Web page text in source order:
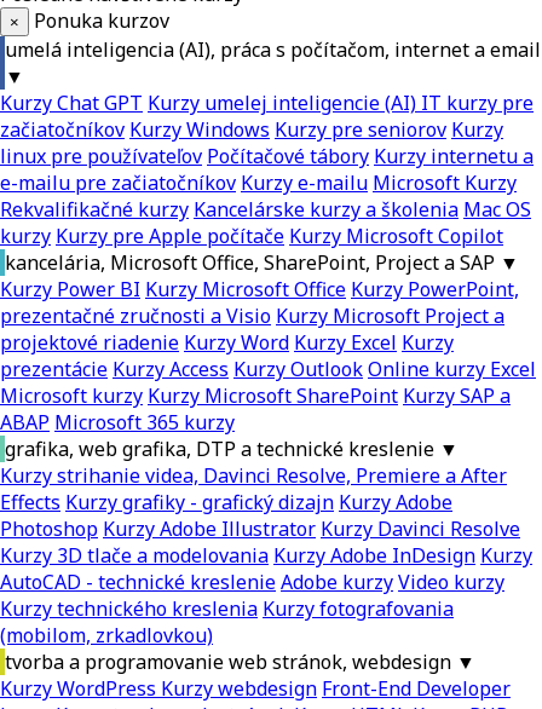
×
Ponuka kurzov
umelá inteligencia (AI), práca s počítačom, internet a email
▼
Kurzy Chat GPT Kurzy umelej inteligencie (AI) IT kurzy pre
začiatočníkov Kurzy Windows Kurzy pre seniorov Kurzy
linux pre používateľov Počítačové tábory Kurzy internetu a
e-mailu pre začiatočníkov Kurzy e-mailu Microsoft Kurzy
Rekvalifikačné kurzy Kancelárske kurzy a školenia Mac OS
kurzy Kurzy pre Apple počítače Kurzy Microsoft Copilot
kancelária, Microsoft Office, SharePoint, Project a SAP ▼
Kurzy Power BI Kurzy Microsoft Office Kurzy PowerPoint,
prezentačné zručnosti a Visio Kurzy Microsoft Project a
projektové riadenie Kurzy Word Kurzy Excel Kurzy
prezentácie Kurzy Access Kurzy OutlookOnline kurzy Excel
Microsoft kurzy Kurzy Microsoft SharePoint Kurzy SAP a
ABAP Microsoft 365 kurzy
grafika, web grafika, DTP a technické kreslenie ▼
Kurzy strihanie videa, Davinci Resolve, Premiere a After
Effects Kurzy grafiky - grafický dizajn Kurzy Adobe
Photoshop Kurzy Adobe Illustrator Kurzy Davinci Resolve
Kurzy 3D tlače a modelovania Kurzy Adobe InDesign Kurzy
AutoCAD - technické kreslenieAdobe kurzyVideo kurzy
Kurzy technického kreslenia Kurzy fotografovania
(mobilom, zrkadlovkou)
tvorba a programovanie web stránok, webdesign ▼
Kurzy WordPress Kurzy webdesign Front-End Developer